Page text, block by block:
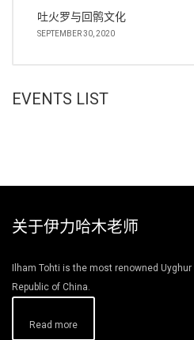
吐火罗与回鹘文化
SEPTEMBER 30, 2020
EVENTS LIST
关于伊力哈木老师
Ilham Tohti is the most renowned Uyghur
Republic of China.
Read more